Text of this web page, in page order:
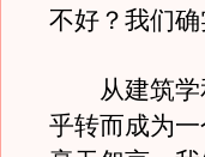
不好？我们
从建筑学和
乎转而成为